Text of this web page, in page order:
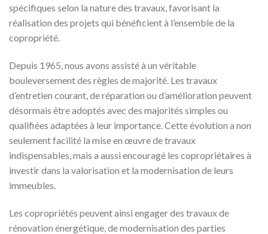
spécifiques selon la nature des travaux, favorisant la
réalisation des projets qui bénéficient à l’ensemble de la
copropriété.
Depuis 1965, nous avons assisté à un véritable
bouleversement des règles de majorité. Les travaux
d’entretien courant, de réparation ou d’amélioration peuvent
désormais être adoptés avec des majorités simples ou
qualifiées adaptées à leur importance. Cette évolution a non
seulement facilité la mise en œuvre de travaux
indispensables, mais a aussi encouragé les copropriétaires à
investir dans la valorisation et la modernisation de leurs
immeubles.
Les copropriétés peuvent ainsi engager des travaux de
rénovation énergétique, de modernisation des parties